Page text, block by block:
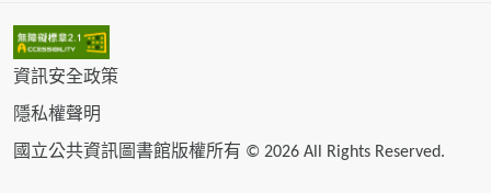
資訊安全政策
隱私權聲明
國立公共資訊圖書館版權所有 © 2026 All Rights Reserved.